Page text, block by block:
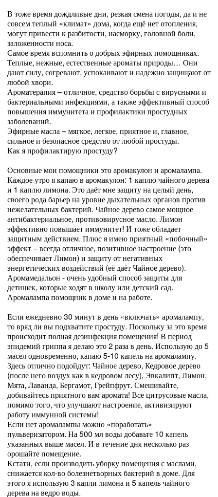
В тоже время дождливые дни, резкая смена погоды, да и не
совсем теплый «климат» дома, когда ещё нет отопления,
могут привести к разбитости, насморку, головной боли,
заложенности носа.
Самое время вспомнить о добрых эфирных помощниках.
Теплые, нежные, естественные ароматы природы… Они
дают силу, согревают, успокаивают и надежно защищают от
любой хвори.
Ароматерапия – отличное, средство борьбы с вирусными и
бактериальными инфекциями, а также эффективный способ
повышения иммунитета и профилактики простудных
заболеваний.
Эфирные масла – мягкое, легкое, приятное и, главное,
сильное и безопасное средство от любой простуды.
Как я профилактирую простуду?
Основные мои помощники это аромакулон и аромалампа.
Каждое утро я капаю в аромакулон: 1 каплю чайного дерева
и 1 каплю лимона. Это даёт мне защиту на целый день,
своего рода барьер на уровне дыхательных органов против
нежелательных бактерий. Чайное дерево самое мощное
антибактериальное, противовирусное масло. Лимон
эффективно повышает иммунитет! И тоже обладает
защитным действием. Плюс я имею приятный «побочный»
эффект – всегда отличное, позитивное настроение (это
обеспечивает Лимон) и защиту от негативных
энергетических воздействий (её даёт Чайное дерево).
Аромамедальон - очень удобный способ защиты для
детишек, которые ходят в школу или детский сад.
Аромалампа помощник в доме и на работе.
Если ежедневно 30 минут в день «включать» аромалампу,
то вряд ли вы подхватите простуду. Поскольку за это время
происходит полная дезинфекция помещения! В период
эпидемий гриппа я делаю это 2 раза в день. Использую до 5
масел одновременно, капаю 5-10 капель на аромалампу.
Здесь отлично подойдут: Чайное дерево, Кедровое дерево
(после него воздух как в кедровом лесу), Эвкалипт, Лимон,
Мята, Лаванда, Бергамот, Грейпфрут. Смешивайте,
добивайтесь приятного вам аромата! Все цитрусовые масла,
помимо того, что улучшают настроение, активизируют
работу иммунной системы!
Если нет аромалампы можно «поработать»
пульверизатором. На 500 мл воды добавьте 10 капель
указанных выше масел. И в течение дня несколько раз
орошайте помещение.
Кстати, если производить уборку помещения с маслами,
снижается кол-во болезнетворных бактерий в доме. Для
этого я использую 3 капли лимона и 5 капель чайного
дерева на ведро воды.